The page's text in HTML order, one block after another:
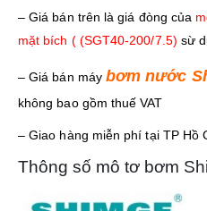
– Giá bán trên là giá đòng của
mặt bích ( (SGT40-200/7.5) sừ
– Giá bán máy bơm nước
không bao gồm thuế VAT
– Giao hàng miễn phí tại TP Hồ
Thông số mô tơ bơm